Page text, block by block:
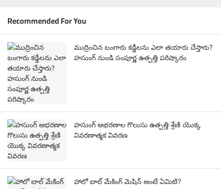
Recommended For You
ముద్రించిన బంగారు కడ్డీలను ఎలా తయారు చేస్తారు?
హసుంగ్ నుండి సంపూర్ణ ఉత్పత్తి పరిష్కారం
హసుంగ్ ఆభరణాల గొలుసు ఉత్పత్తి శ్రేణి యొక్క
వివరణాత్మక వివరణ
హాలో బాల్ మేకింగ్ మెషిన్ అంటే ఏమిటి?